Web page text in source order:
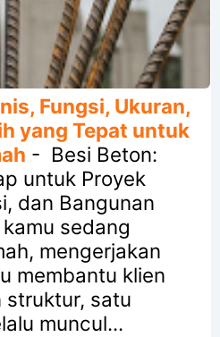
Fungsi, Ukuran,
yang Tepat untuk
- Besi Beton:
untuk Proyek
dan Bangunan
sedang
mengerjakan
membantu klien
struktur, satu
muncul...